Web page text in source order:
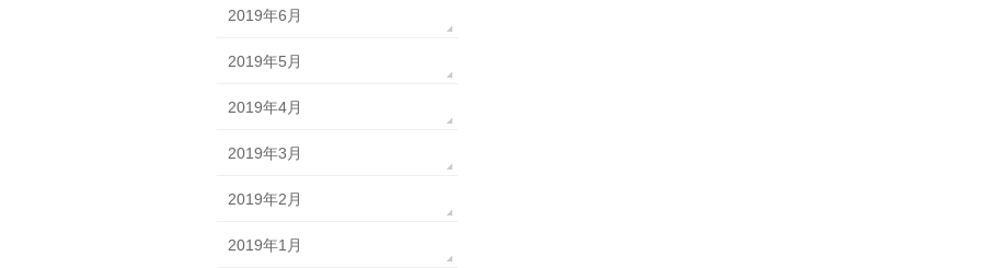
2019年6月
2019年5月
2019年4月
2019年3月
2019年2月
2019年1月